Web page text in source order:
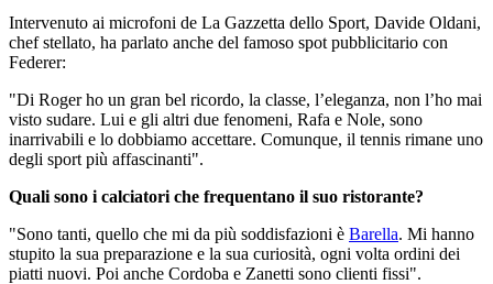
Intervenuto ai microfoni de La Gazzetta dello Sport, Davide Oldani,
chef stellato, ha parlato anche del famoso spot pubblicitario con
Federer:
"Di Roger ho un gran bel ricordo, la classe, l’eleganza, non l’ho mai
visto sudare. Lui e gli altri due fenomeni, Rafa e Nole, sono
inarrivabili e lo dobbiamo accettare. Comunque, il tennis rimane uno
degli sport più affascinanti".
Quali sono i calciatori che frequentano il suo ristorante?
"Sono tanti, quello che mi da più soddisfazioni è Barella. Mi hanno
stupito la sua preparazione e la sua curiosità, ogni volta ordini dei
piatti nuovi. Poi anche Cordoba e Zanetti sono clienti fissi".